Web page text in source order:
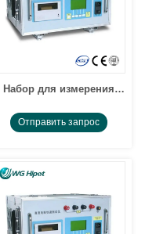
Набор для измерения
сопротивления
постоянного тока WXZR-
10A
Отправить запрос